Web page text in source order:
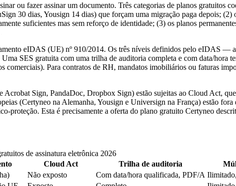
ou fazer assinar um documento. Três categorias de planos gratuitos
30 dias, Yousign 14 dias) que forçam uma migração paga depois;
suficientes mas sem reforço de identidade; (3) os planos
eIDAS (UE) nº 910/2014. Os três níveis definidos pelo eIDAS —
SES gratuita com uma trilha de auditoria completa e com data/hora
Para contratos de RH, mandatos imobiliários ou faturas
Sign, PandaDoc, Dropbox Sign) estão sujeitas ao Cloud Act,
(Certyneo na Alemanha, Yousign e Universign na França) estão
Esta é precisamente a oferta do plano gratuito Certyneo
de assinatura eletrônica 2026
Cloud Act Trilha de auditoria
Não exposto Com data/hora qualificada, PDF/A